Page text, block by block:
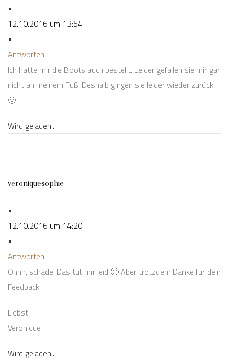
•
12.10.2016 um 13:54
•
Antworten
Ich hatte mir die Boots auch bestellt. Leider gefallen sie mir gar
nicht an meinem Fuß. Deshalb gingen sie leider wieder zurück
🙁
Wird geladen...
veroniquesophie
•
12.10.2016 um 14:20
•
Antworten
Ohhh, schade. Das tut mir leid 🙁 Aber trotzdem Danke für dein
Feedback.
Liebst
Veronique
Wird geladen...